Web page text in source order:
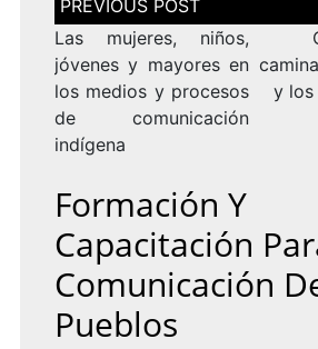
de
entradas
Las mujeres, niños,
jóvenes y mayores en
los medios y procesos
de comunicación
indígena
y los
Formación Y
Capacitación
Comunicación
Pueblos